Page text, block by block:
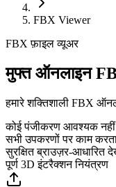
FBX Viewer
FBX फ़ाइल व्यूअर
मुफ्त ऑनलाइन
हमारे शक्तिशाली FBX
कोई पंजीकरण आवश्यक नहीं
सभी उपकरणों पर काम
सुरक्षित ब्राउज़र-आधारित
पूर्ण 3D इंटरैक्शन नियंत्रण